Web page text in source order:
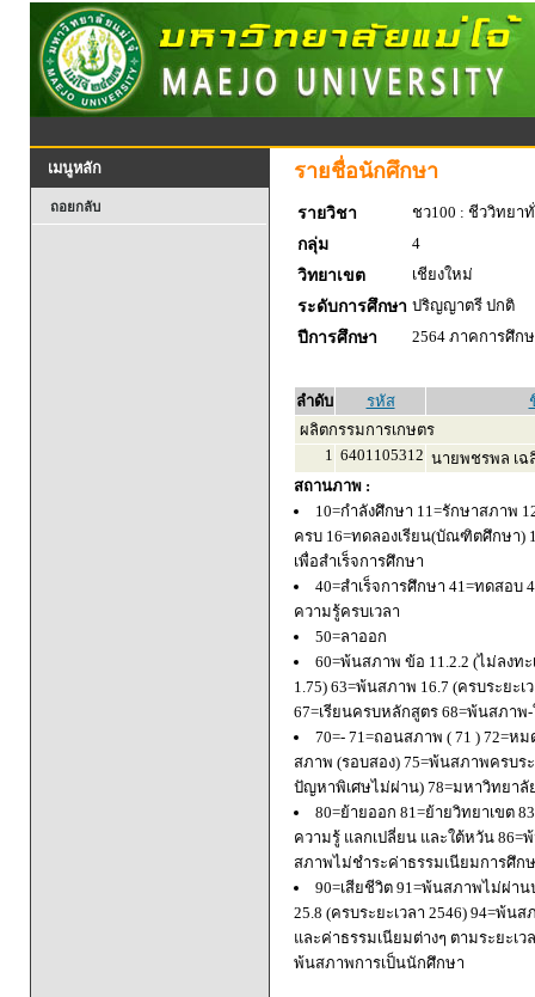
เมนูหลัก
ถอยกลับ
รายชื่อนักศึกษา
รายวิชา
ชว100 : ชีววิทยา
กลุ่ม
4
วิทยาเขต
เชียงใหม่
ระดับการศึกษา ปริญญาตรี ปกติ
ปีการศึกษา
2564 ภาคการศึก
ลำดับ รหัส
ผลิตกรรมการเกษตร
1 6401105312 นายพชรพล เ
สถานภาพ :
10=กำลังศึกษา 11=รักษาสภาพ
ครบ 16=ทดลองเรียน(บัณฑิตศึกษา)
เพื่อสำเร็จการศึกษา
40=สำเร็จการศึกษา 41=ทดสอบ
ความรู้ครบเวลา
50=ลาออก
60=พ้นสภาพ ข้อ 11.2.2 (ไม่ลงท
1.75) 63=พ้นสภาพ 16.7 (ครบระยะ
67=เรียนครบหลักสูตร 68=พ้นสภา
70=- 71=ถอนสภาพ ( 71 ) 72=
สภาพ (รอบสอง) 75=พ้นสภาพครบ
ปัญหาพิเศษไม่ผ่าน) 78=มหาวิทยา
80=ย้ายออก 81=ย้ายวิทยาเขต
ความรู้ แลกเปลี่ยน และใต้หวัน
สภาพไม่ชำระค่าธรรมเนียมการศึก
90=เสียชีวิต 91=พ้นสภาพไม่ผ่า
25.8 (ครบระยะเวลา 2546) 94=พ้
และค่าธรรมเนียมต่างๆ ตามระยะเ
พ้นสภาพการเป็นนักศึกษา